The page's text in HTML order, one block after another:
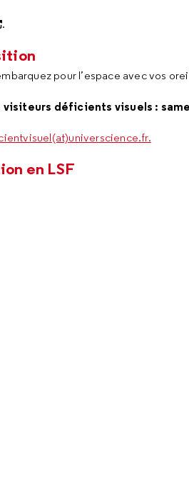
.
pour l’espace avec vos
déficients visuels :
en LSF